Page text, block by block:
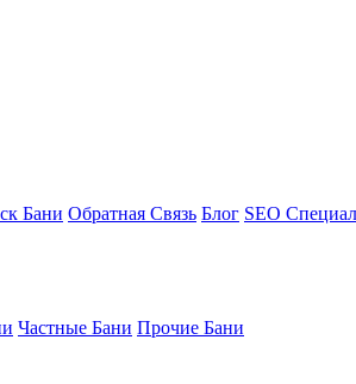
Бани Обратная Связь Блог SEO
Частные Бани Прочие Бани